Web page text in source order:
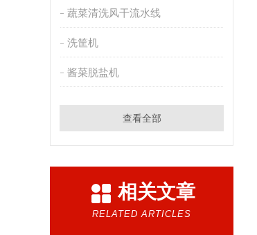
蔬菜清洗风干流水线
洗筐机
酱菜脱盐机
查看全部
相关文章
RELATED ARTICLES